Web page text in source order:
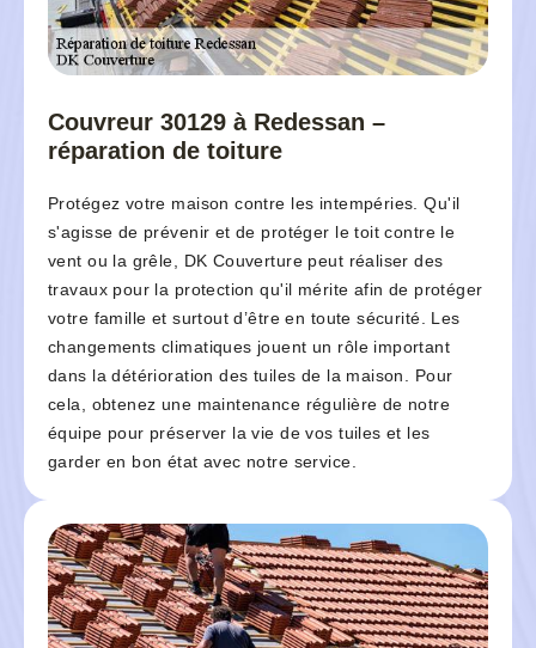
Couvreur 30129 à Redessan –
réparation de toiture
Protégez votre maison contre les intempéries. Qu'il
s'agisse de prévenir et de protéger le toit contre le
vent ou la grêle, DK Couverture peut réaliser des
travaux pour la protection qu'il mérite afin de protéger
votre famille et surtout d’être en toute sécurité. Les
changements climatiques jouent un rôle important
dans la détérioration des tuiles de la maison. Pour
cela, obtenez une maintenance régulière de notre
équipe pour préserver la vie de vos tuiles et les
garder en bon état avec notre service.